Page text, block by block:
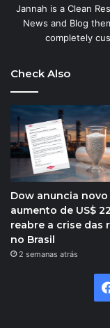
Jannah is a Clean
News and Blog
completely
Check Also
Dow anuncia novo
aumento de US$
reabre a crise das
no Brasil
2 semanas atrás